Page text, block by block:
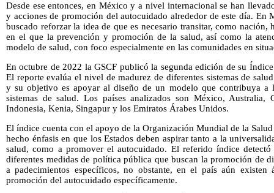
Desde ese entonces, en México y a nivel internacional se han
y acciones de promoción del autocuidado alrededor de este día. En
buscado reforzar la idea de que es necesario transitar, como
en el que la prevención y promoción de la salud, así como la
modelo de salud, con foco especialmente en las comunidades en
En octubre de 2022 la GSCF publicó la segunda edición de su
El reporte evalúa el nivel de madurez de diferentes sistemas de
y su objetivo es apoyar al diseño de un modelo que contribuya a
sistemas de salud. Los países analizados son México, Australia,
Indonesia, Kenia, Singapur y los Emiratos Árabes Unidos.
El índice cuenta con el apoyo de la Organización Mundial de la
hecho énfasis en que los Estados deben aspirar tanto a la
salud, como a promover el autocuidado. El referido índice
diferentes medidas de política pública que buscan la promoción de
a padecimientos específicos, no obstante, en el país aún existen
promoción del autocuidado específicamente.